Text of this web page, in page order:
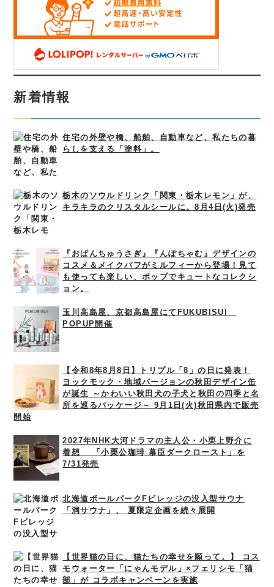
新着情報
住宅の外壁や橋、船舶、自動車など、私たちの暮
らしを支える「塗料」。
栃木のソウルドリンク「関東・栃木レモン」が、
キラキラのクリスタルシールに。8月4日(火)発売
『おぱんちゅうさぎ』『んぽちゃむ』デザインの
コスメ＆メイクパフがミルフィーから登場！見て
も使っても楽しい、ポップでキュートなコレクシ
ョン。
玉川高島屋、京都高島屋にてFUKUBISUI
POPUP開催
【令和8年8月8日】トリプル「8」の日に発表！
ヨックモック・地域バージョンの秋田デザイン缶
が誕生 ～かわいい秋田犬の子犬と秋田の四季と名
所を巡るパッケージ～ 9月1日(火)秋田県内で販売
開始
2027年NHK大河ドラマの主人公・小栗上野介に
着想 「小栗公珈琲 幕臣ダークロースト」を
7/31発売
北海道ボールパークFビレッジの没入型サウナ
「洞サウナ」、 夏限定企画を続々展開
【世界猫の日に、猫たちの幸せを願って。】 コス
モウォーター「にゃんモデル」×フェリシモ「猫
部」が コラボキャンペーンを実施